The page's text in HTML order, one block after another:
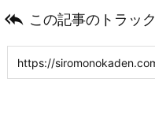
 この記事のトラッ